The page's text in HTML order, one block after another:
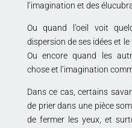
l’imagination et des
Ou quand l’oeil voit
dispersion de ses idées et
Ou encore quand les
chose et l’imagination
Dans ce cas, certains
de prier dans une pièce
de fermer les yeux, et